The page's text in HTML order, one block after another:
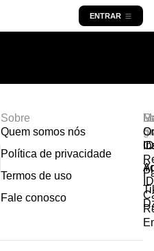
ENTRAR
Sobre
Quem somos nós
Política de privacidade
Termos de uso
Fale conosco